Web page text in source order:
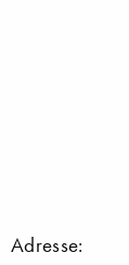
Adresse: